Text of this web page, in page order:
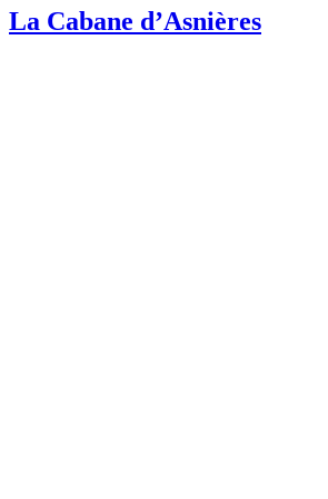
La Cabane d’Asnières